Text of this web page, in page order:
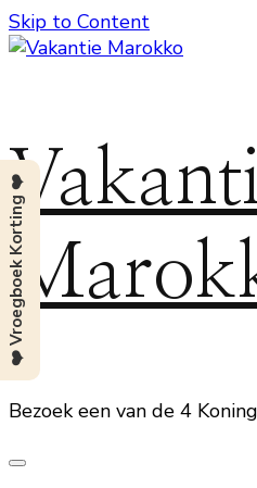
Skip to Content
Bezoek een van de 4
❤️ Vroegboek Korting ❤️